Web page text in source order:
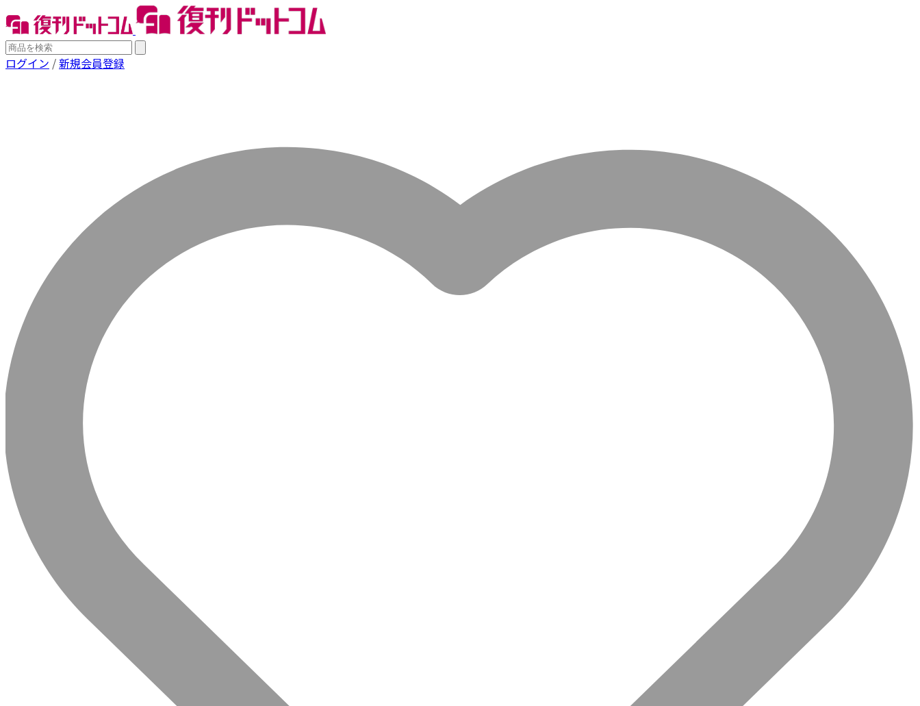
ログイン /新規会員登録